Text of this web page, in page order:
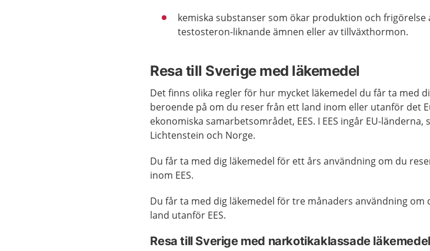
kemiska substanser som ökar produktion och frigörelse
testosteron-liknande ämnen eller av tillväxthormon.
Resa till Sverige med läkemedel
Det finns olika regler för hur mycket läkemedel du får ta med
beroende på om du reser från ett land inom eller utanför det
ekonomiska samarbetsområdet, EES. I EES ingår EU-länderna,
Lichtenstein och Norge.
Du får ta med dig läkemedel för ett års användning om du
inom EES.
Du får ta med dig läkemedel för tre månaders användning om
land utanför EES.
Resa till Sverige med narkotikaklassade läkemedel